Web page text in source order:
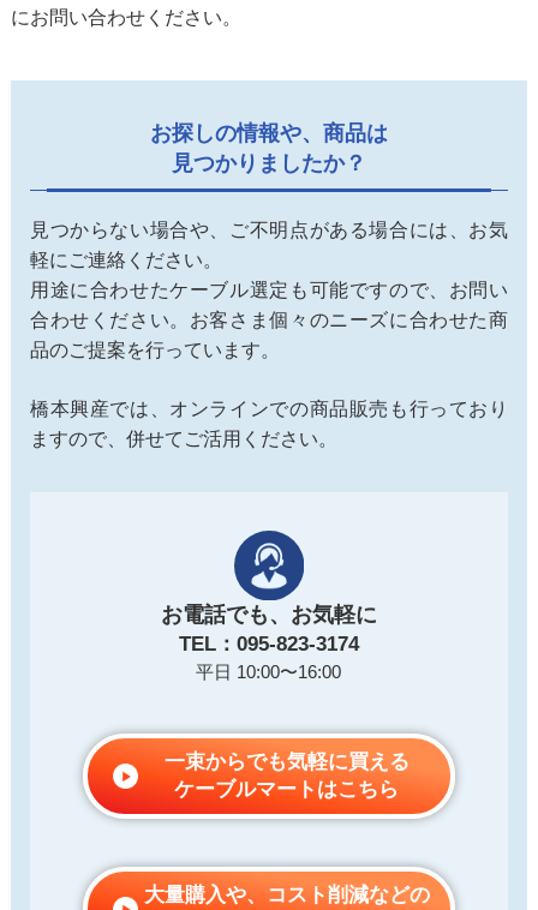
にお問い合わせください。
お探しの情報や、商品は
見つかりましたか？
見つからない場合や、ご不明点がある場合には、お気
軽にご連絡ください。
用途に合わせたケーブル選定も可能ですので、お問い
合わせください。お客さま個々のニーズに合わせた商
品のご提案を行っています。
橋本興産では、オンラインでの商品販売も行っており
ますので、併せてご活用ください。
お電話でも、お気軽に
TEL：095-823-3174
平日 10:00〜16:00
一束からでも気軽に買える
ケーブルマートはこちら
大量購入や、コスト削減などの